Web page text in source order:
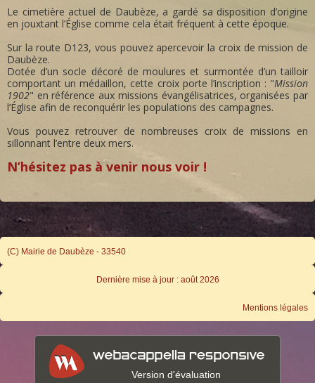
Le cimetière actuel de Daubèze, a gardé sa disposition d’origine
en jouxtant l’Église comme cela était fréquent à cette époque.
Sur la route D123, vous pouvez apercevoir la croix de mission de
Daubèze.
Dotée d’un socle décoré de moulures et surmontée d’un tailloir
comportant un médaillon, cette croix porte l’inscription : "Mission
1902" en référence aux missions évangélisatrices, organisées par
l’Église afin de reconquérir les populations des campagnes.
Vous pouvez retrouver de nombreuses croix de missions en
sillonnant l’entre deux mers.
N’hésitez pas à venir nous voir !
(C) Mairie de Daubèze - 33540
Dernière mise à jour : août 2026
Mentions légales
Version d'évaluation